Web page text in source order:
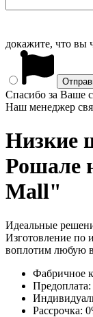
докажите, что вы
Спасибо за Ваше
Наш менеджер
Низкие
Рошале
Mall"
Идеальные
Изготовление по
воплотим любую
Фабричное
Предоплата:
Рассрочка: